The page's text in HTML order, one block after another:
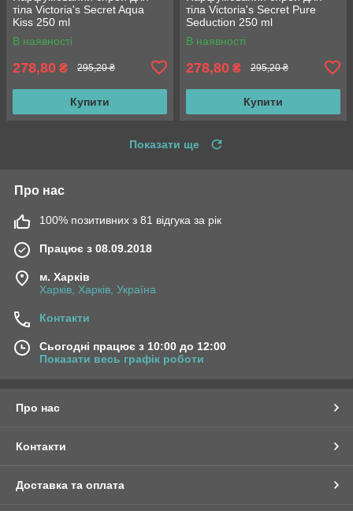
тіла Victoria's Secret Aqua
Kiss 250 ml
В наявності
278,80 ₴ 295,20 ₴
Купити
тіла Victoria's Secret Pure
Seduction 250 ml
В наявності
278,80 ₴ 295,20 ₴
Купити
Показати ще
Про нас
100% позитивних з 81 відгука за рік
Працює з 08.09.2018
м. Харків
Харків, Харків, Україна
Контакти
Сьогодні працює з 10:00 до 12:00
Показати весь графік роботи
Про нас
Контакти
Доставка та оплата